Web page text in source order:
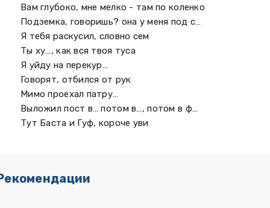
Вам глубоко, мне мелко - там по коленко
Подземка, говоришь? она у меня под с…
Я тебя раскусил, словно сем
Ты ху…, как вся твоя туса
Я уйду на перекур…
Говорят, отбился от рук
Мимо проехал патру…
Выложил пост в… потом в…, потом в ф…
Тут Баста и Гуф, короче уви